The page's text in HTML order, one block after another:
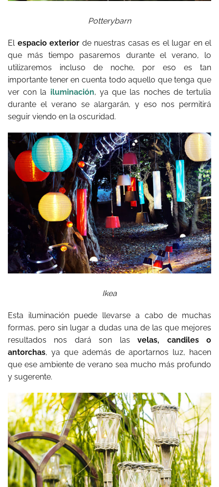
Potterybarn
El espacio exterior de nuestras casas es el lugar en el
que más tiempo pasaremos durante el verano, lo
utilizaremos incluso de noche, por eso es tan
importante tener en cuenta todo aquello que tenga que
ver con la iluminación, ya que las noches de tertulia
durante el verano se alargarán, y eso nos permitirá
seguir viendo en la oscuridad.
Ikea
Esta iluminación puede llevarse a cabo de muchas
formas, pero sin lugar a dudas una de las que mejores
resultados nos dará son las velas, candiles o
antorchas, ya que además de aportarnos luz, hacen
que ese ambiente de verano sea mucho más profundo
y sugerente.